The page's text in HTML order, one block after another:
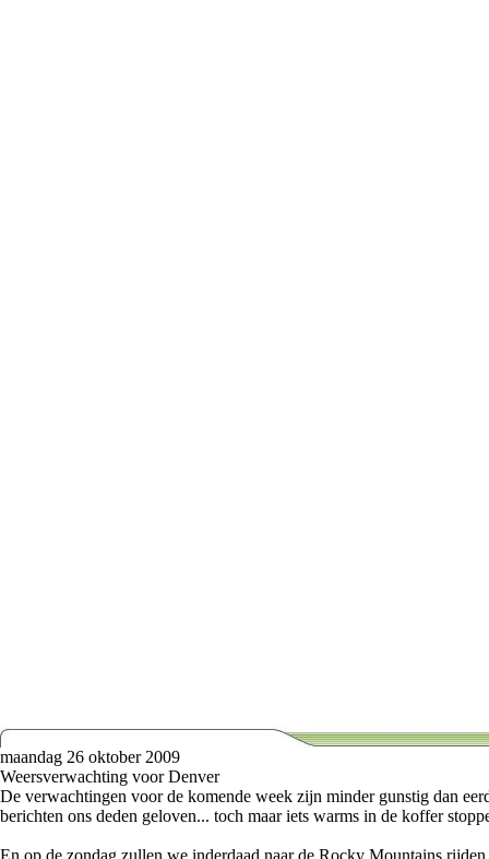
maandag 26 oktober 2009
Weersverwachting voor Denver
De verwachtingen voor de komende week zijn minder gunstig dan
berichten ons deden geloven... toch maar iets warms in de koffer
En op de zondag zullen we inderdaad naar de Rocky Mountains